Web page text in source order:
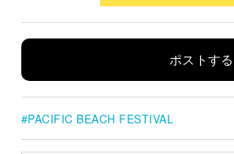
ポストする
PACIFIC BEACH FESTIVAL